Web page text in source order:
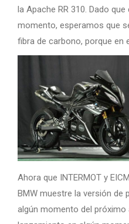
la Apache RR 310. Dado
momento, esperamos que
fibra de carbono, porque en
Ahora que INTERMOT y
BMW muestre la versión de
algún momento del próximo